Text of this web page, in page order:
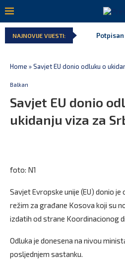
NAJNOVIJE VIJESTI:
Home »Savjet EU donio odluku o
Balkan
Savjet EU donio
ukidanju viza za
foto: N1
Savjet Evropske unije (EU) donio je
režim za građane Kosova koji su
izdatih od strane Koordinacionog
Odluka je donesena na nivou
posljednjem sastanku.